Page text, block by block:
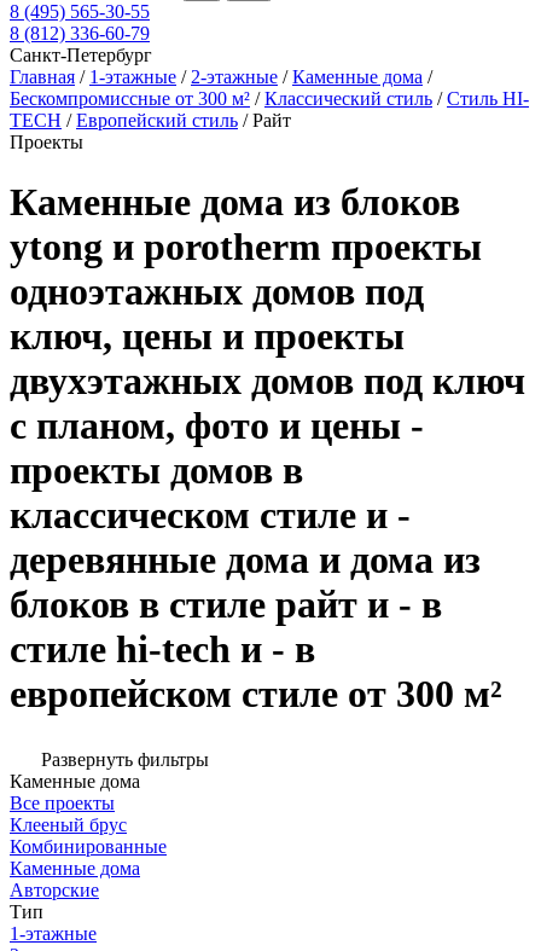
8 (495) 565-30-55
8 (812) 336-60-79
Санкт-Петербург
Главная / 1-этажные / 2-этажные /Каменные дома /
Бескомпромиссные от 300 м² /Классический стиль /Стиль HI-
TECH /Европейский стиль /Райт
Проекты
Каменные дома из блоков
ytong и porotherm проекты
одноэтажных домов под
ключ, цены и проекты
двухэтажных домов под ключ
с планом, фото и цены -
проекты домов в
классическом стиле и -
деревянные дома и дома из
блоков в стиле райт и - в
стиле hi-tech и - в
европейском стиле от 300 м²
Развернуть фильтры
Каменные дома
Все проекты
Клееный брус
Комбинированные
Каменные дома
Авторские
Тип
1-этажные